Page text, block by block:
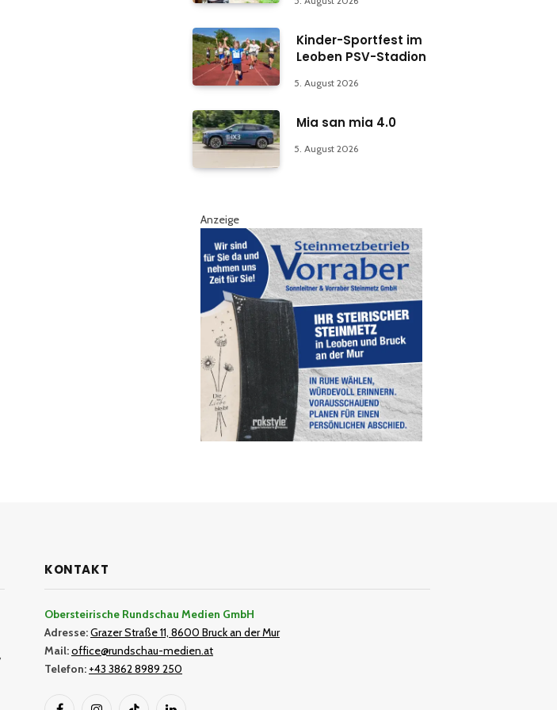
Kinder-Sportfest im
Leoben PSV-Stadion
5. August 2026
Mia san mia 4.0
5. August 2026
Anzeige
KONTAKT
Obersteirische Rundschau Medien GmbH
Adresse:Grazer Straße 11, 8600 Bruck an der Mur
Mail:office@rundschau-medien.at
Telefon: +43 3862 8989 250